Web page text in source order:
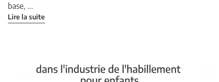
base, ...
Lire la suite